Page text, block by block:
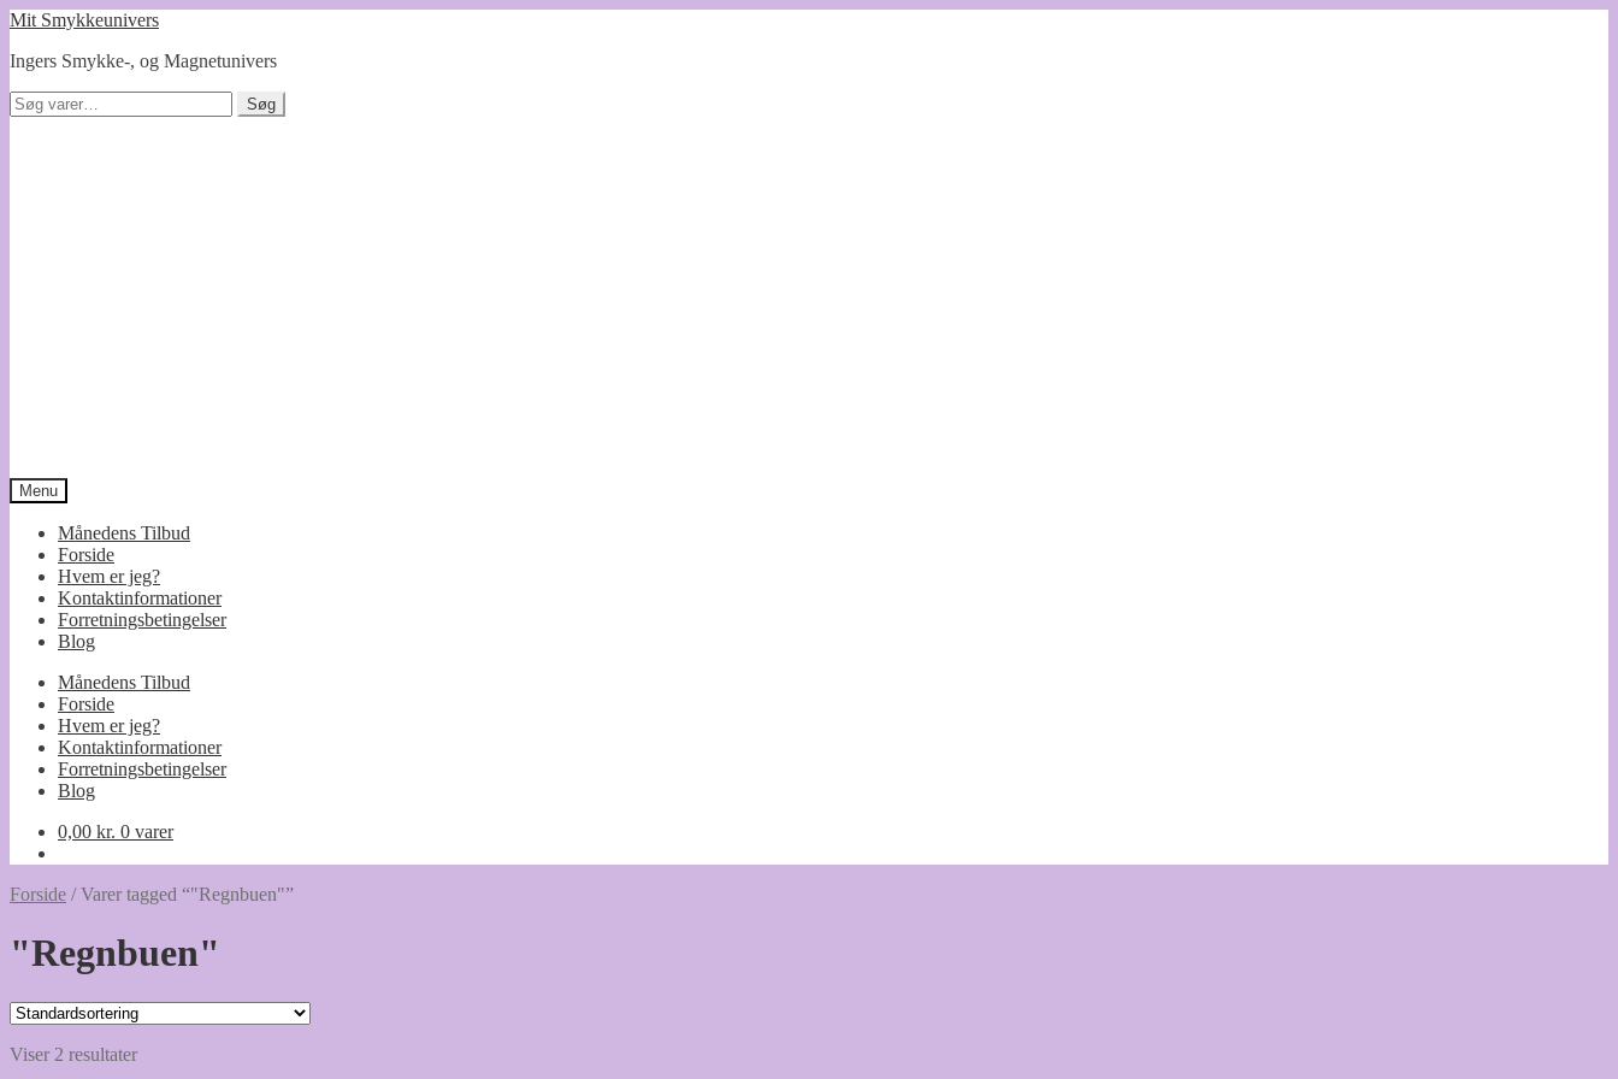
Spring
navigation
Spring
indhold
Mit Smykkeunivers
Ingers Smykke-, og Magnetunivers
Søg
efter:
Søg
Menu
Månedens Tilbud
Forside
Hvem er jeg?
Kontaktinformationer
Forretningsbetingelser
Blog
Månedens Tilbud
Forside
Hvem er jeg?
Kontaktinformationer
Forretningsbetingelser
Blog
0,00 kr. 0 varer
Forside /Varer tagged “"Regnbuen"”
"Regnbuen"
Viser 2 resultater